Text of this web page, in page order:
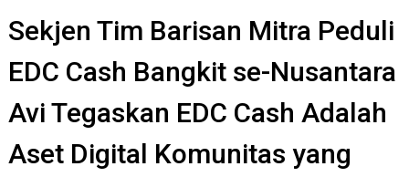
Sekjen Tim Barisan Mitra Peduli
EDC Cash Bangkit se-Nusantara
Avi Tegaskan EDC Cash Adalah
Aset Digital Komunitas yang